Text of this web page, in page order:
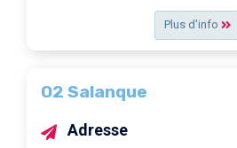
Plus d'info
O2 Salanque
Adresse